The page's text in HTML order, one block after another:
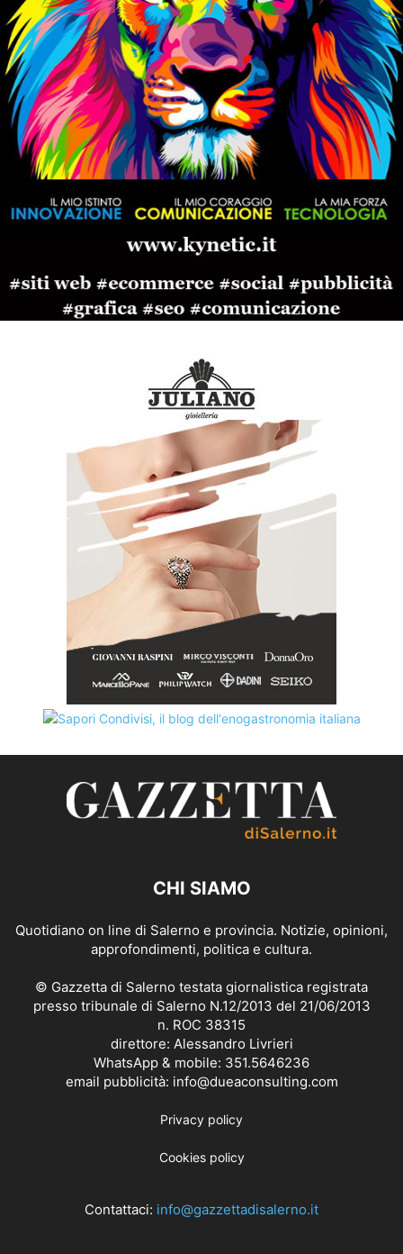
CHI SIAMO
Quotidiano on line di Salerno e provincia. Notizie, opinioni,
approfondimenti, politica e cultura.
© Gazzetta di Salerno testata giornalistica registrata
presso tribunale di Salerno N.12/2013 del 21/06/2013
n. ROC 38315
direttore: Alessandro Livrieri
WhatsApp & mobile: 351.5646236
email pubblicità: info@dueaconsulting.com
Privacy policy
Cookies policy
Contattaci: info@gazzettadisalerno.it